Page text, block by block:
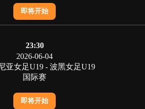
即将开始
23:30
2026-06-04
亚女足U19 - 波黑女足U19
国际赛
即将开始